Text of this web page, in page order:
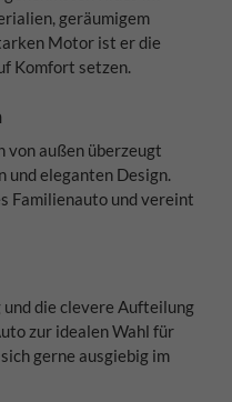
geräumigem
Motor ist er die
Komfort setzen.
von außen überzeugt
eleganten Design.
Familienauto und vereint
die clevere Aufteilung
zur idealen Wahl für
gerne ausgiebig im